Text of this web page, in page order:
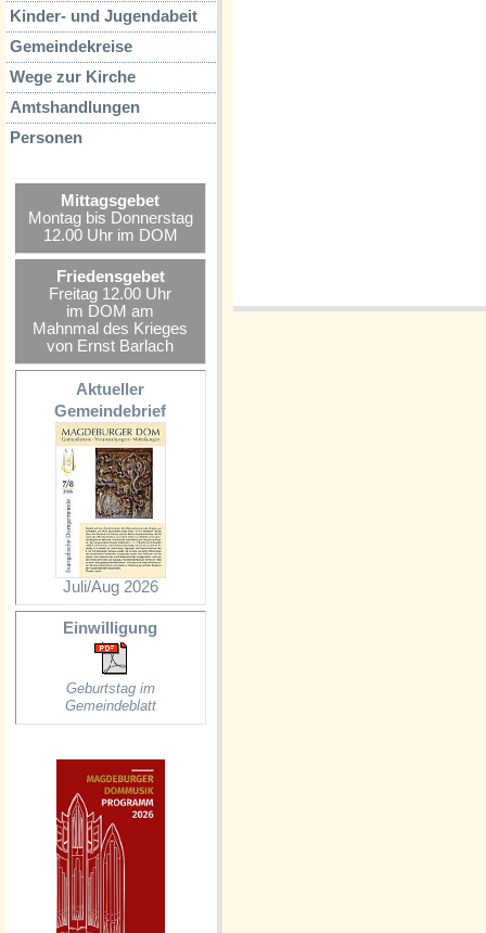
Kinder- und Jugendabeit
Gemeindekreise
Wege zur Kirche
Amtshandlungen
Personen
Mittagsgebet
Montag bis Donnerstag
12.00 Uhr im DOM
Friedensgebet
Freitag 12.00 Uhr
im DOM am
Mahnmal des Krieges
von Ernst Barlach
Aktueller
Gemeindebrief
Juli/Aug 2026
Einwilligung
Geburtstag im
Gemeindeblatt